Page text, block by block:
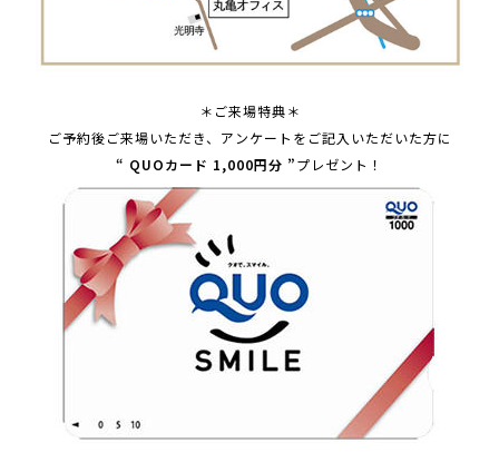
＊ご来場特典＊
ご予約後ご来場いただき、アンケートをご記入いただいた方に
“ QUOカード 1,000円分 ”プレゼント！